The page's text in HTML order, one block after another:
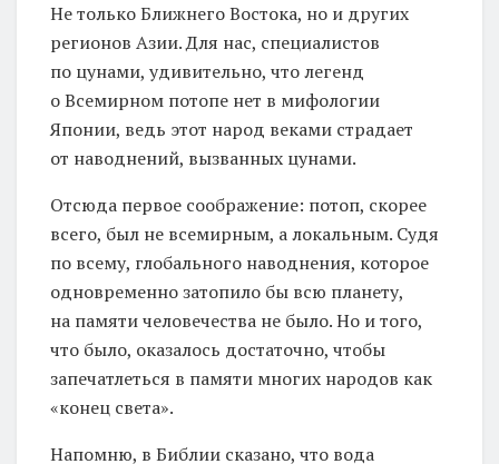
Не только Ближнего Востока, но и других
регионов Азии. Для нас, специалистов
по цунами, удивительно, что легенд
о Всемирном потопе нет в мифологии
Японии, ведь этот народ веками страдает
от наводнений, вызванных цунами.
Отсюда первое соображение: потоп, скорее
всего, был не всемирным, а локальным. Судя
по всему, глобального наводнения, которое
одновременно затопило бы всю планету,
на памяти человечества не было. Но и того,
что было, оказалось достаточно, чтобы
запечатлеться в памяти многих народов как
«конец света».
Напомню, в Библии сказано, что вода